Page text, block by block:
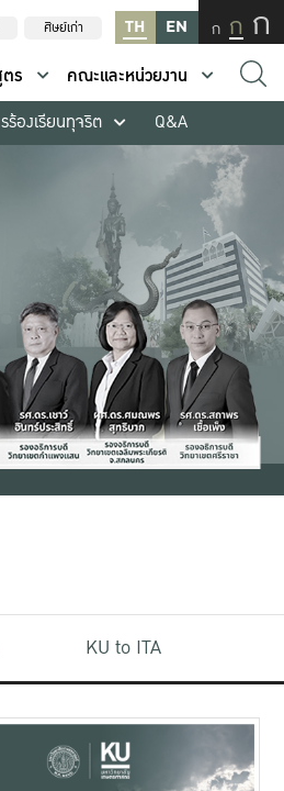
ศิษย์เก่า TH EN ก ก ก
ร
คณะและหน่วยงาน
ร้องเรียนทุจริต Q&A
KU to ITA